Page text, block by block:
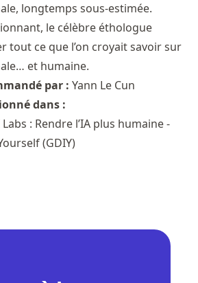
longtemps sous-estimée.
le célèbre éthologue
tout ce que l’on croyait savoir sur
et humaine.
par : Yann Le Cun
dans :
: Rendre l’IA plus humaine -
(GDIY)